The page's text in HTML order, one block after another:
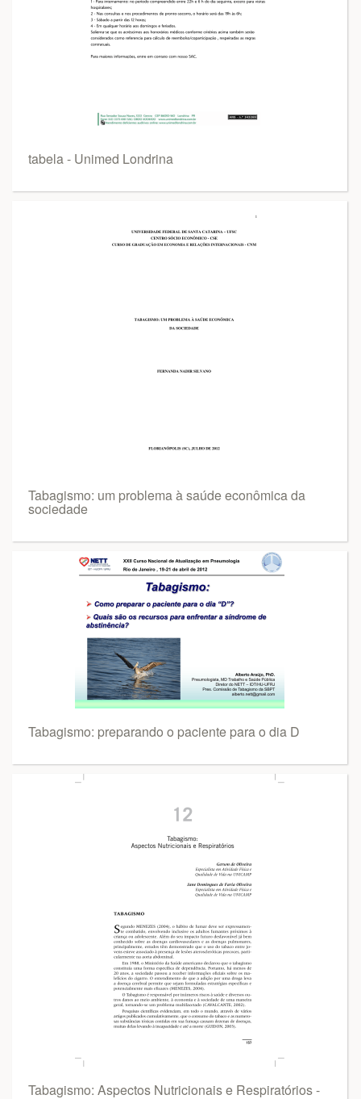
tabela - Unimed Londrina
Tabagismo: um problema à saúde econômica da
sociedade
Tabagismo: preparando o paciente para o dia D
Tabagismo: Aspectos Nutricionais e Respiratórios -